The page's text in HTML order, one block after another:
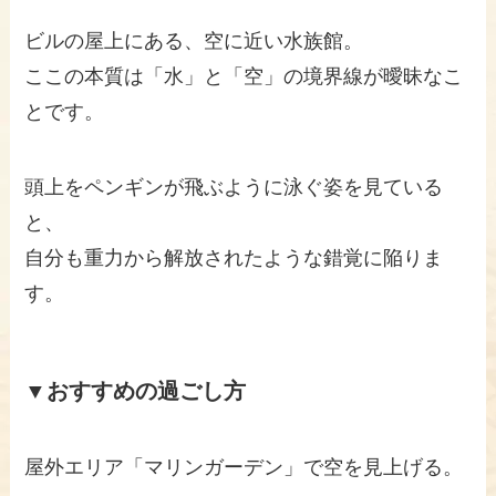
ビルの屋上にある、空に近い水族館。
ここの本質は「水」と「空」の境界線が曖昧なこ
とです。
頭上をペンギンが飛ぶように泳ぐ姿を見ている
と、
自分も重力から解放されたような錯覚に陥りま
す。
▼おすすめの過ごし方
屋外エリア「マリンガーデン」で空を見上げる。